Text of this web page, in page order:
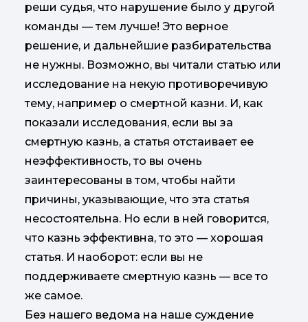
реши судья, что нарушение было у другой
команды — тем лучше! Это верное
решение, и дальнейшие разбирательства
не нужны. Возможно, вы читали статью или
исследование на некую противоречивую
тему, например о смертной казни. И, как
показали исследования, если вы за
смертную казнь, а статья отстаивает ее
неэффективность, то вы очень
заинтересованы в том, чтобы найти
причины, указывающие, что эта статья
несостоятельна. Но если в ней говорится,
что казнь эффективна, то это — хорошая
статья. И наоборот: если вы не
поддерживаете смертную казнь — все то
же самое.
Без нашего ведома на наше суждение